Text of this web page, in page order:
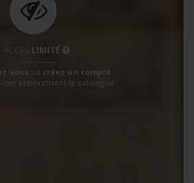
LIMITÉ
vous ou créez un compte
entièrement le catalogue